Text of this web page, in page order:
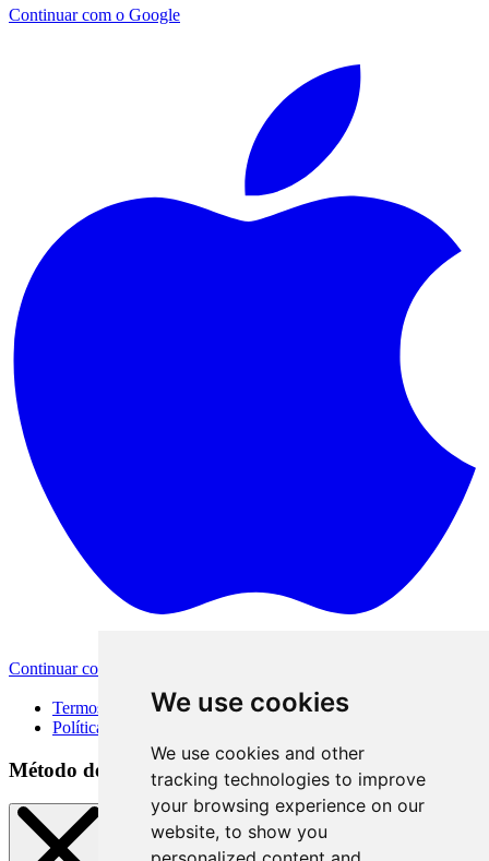
We use cookies
We use cookies and other
tracking technologies to improve
your browsing experience on our
website, to show you
Continuar com o Google
Continuar com a Apple
Termos de Uso
Política de Privacidade
Método de acesso